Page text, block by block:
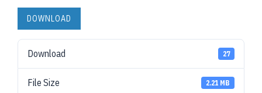
DOWNLOAD
Download 27
File Size 2.21 MB